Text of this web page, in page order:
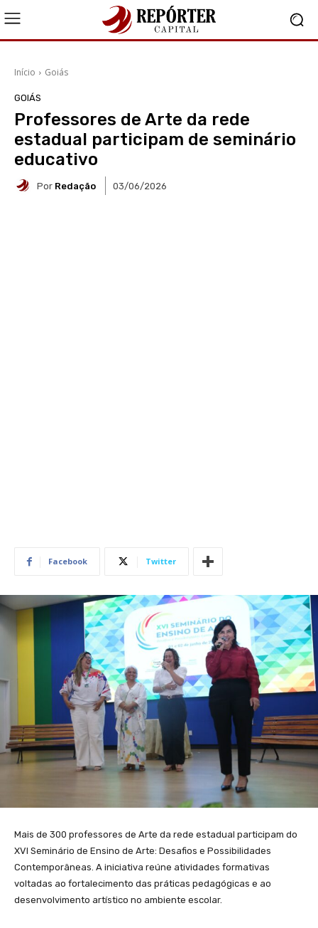
Início Goiás
GOIÁS
Professores de Arte da rede
estadual participam de seminário
educativo
Por Redação 03/06/2026
Facebook Twitter
Mais de 300 professores de Arte da rede estadual participam do
XVI Seminário de Ensino de Arte: Desafios e Possibilidades
Contemporâneas. A iniciativa reúne atividades formativas
voltadas ao fortalecimento das práticas pedagógicas e ao
desenvolvimento artístico no ambiente escolar.